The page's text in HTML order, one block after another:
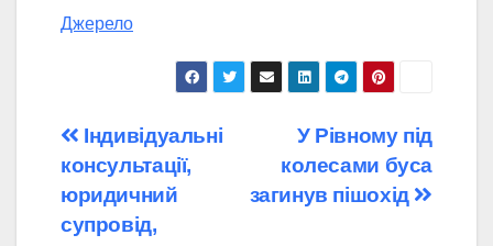
Джерело
Навігація
записів
У Рівному під
колесами буса
загинув пішохід
Індивідуальні
консультації,
юридичний
супровід,